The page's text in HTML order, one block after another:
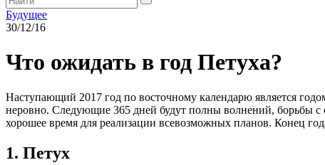
Будущее
30/12/16
Что ожидать в год Петуха?
Наступающий 2017 год по восточному календарю является
неровно. Следующие 365 дней будут полны волнений, борьбы
хорошее время для реализации всевозможных планов. Конец
1. Петух